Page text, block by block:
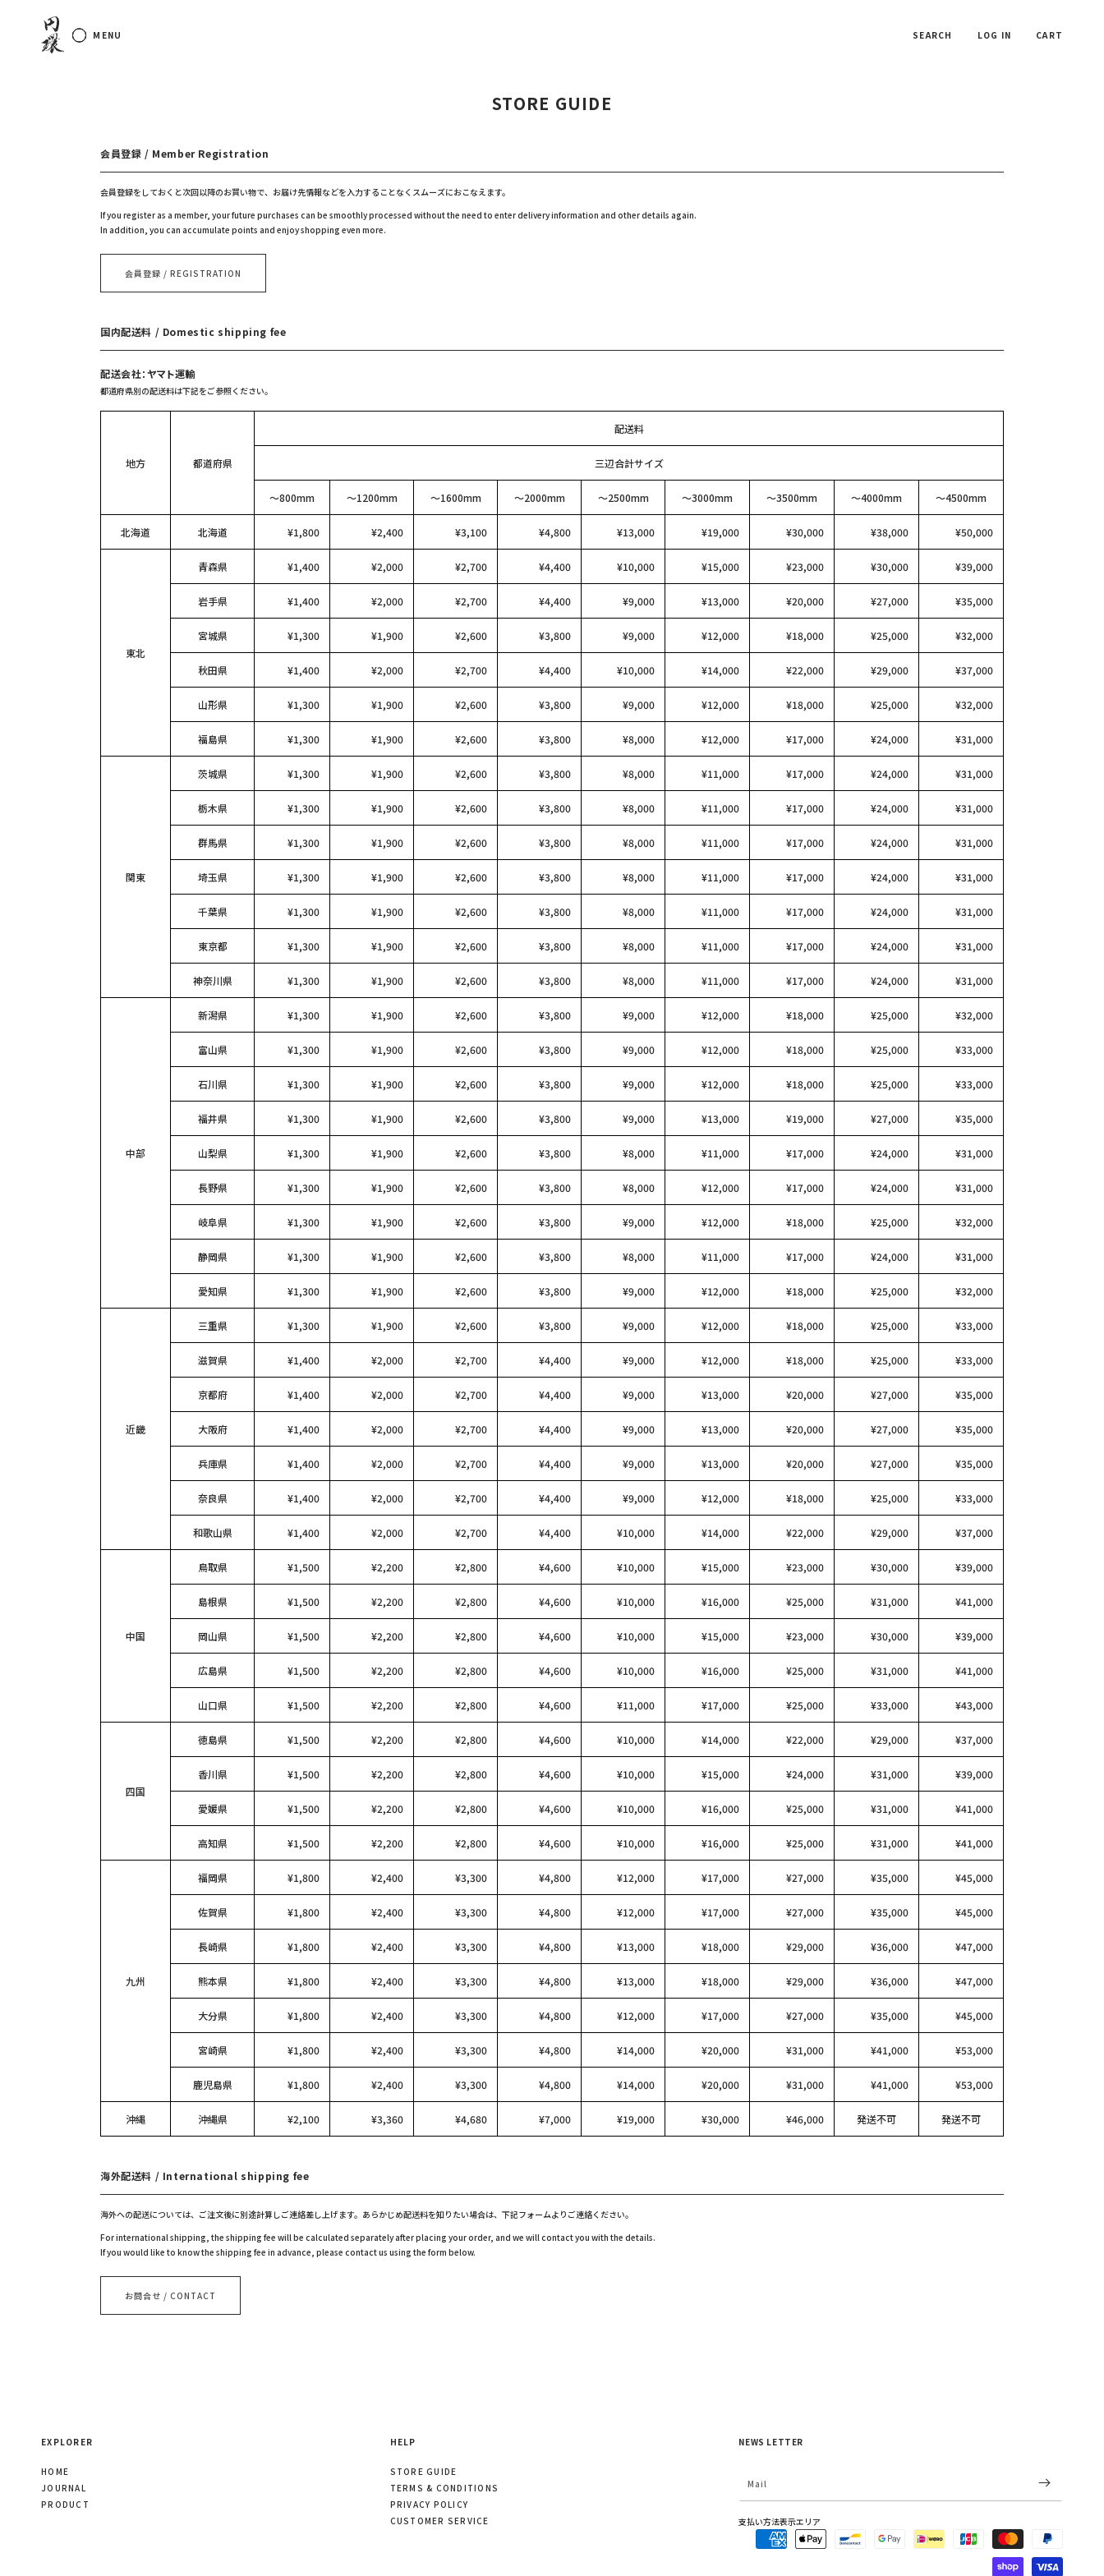
content
円環
SEARCH
LOG IN CART
STORE GUIDE
会員登録 / Member Registration
会員登録をしておくと次回以降のお買い物で、お届け先情報などを入力することなくスムーズにおこなえます。
If you register as a member, your future purchases can be smoothly processed without the need to enter delivery information and other details again.
In addition, you can accumulate points and enjoy shopping even more.
会員登録 / REGISTRATION
国内配送料 / Domestic shipping fee
配送会社：ヤマト運輸
都道府県別の配送料は下記をご参照ください。
地方 都道府県
配送料
三辺合計サイズ
〜800mm 〜1200mm 〜1600mm 〜2000mm 〜2500mm 〜3000mm 〜3500mm 〜4000mm 〜4500mm
北海道 北海道 ¥1,800 ¥2,400 ¥3,100 ¥4,800 ¥13,000 ¥19,000 ¥30,000 ¥38,000 ¥50,000
東北
青森県 ¥1,400 ¥2,000 ¥2,700 ¥4,400 ¥10,000 ¥15,000 ¥23,000 ¥30,000 ¥39,000
岩手県 ¥1,400 ¥2,000 ¥2,700 ¥4,400 ¥9,000 ¥13,000 ¥20,000 ¥27,000 ¥35,000
宮城県 ¥1,300 ¥1,900 ¥2,600 ¥3,800 ¥9,000 ¥12,000 ¥18,000 ¥25,000 ¥32,000
秋田県 ¥1,400 ¥2,000 ¥2,700 ¥4,400 ¥10,000 ¥14,000 ¥22,000 ¥29,000 ¥37,000
山形県 ¥1,300 ¥1,900 ¥2,600 ¥3,800 ¥9,000 ¥12,000 ¥18,000 ¥25,000 ¥32,000
福島県 ¥1,300 ¥1,900 ¥2,600 ¥3,800 ¥8,000 ¥12,000 ¥17,000 ¥24,000 ¥31,000
関東
茨城県 ¥1,300 ¥1,900 ¥2,600 ¥3,800 ¥8,000 ¥11,000 ¥17,000 ¥24,000 ¥31,000
栃木県 ¥1,300 ¥1,900 ¥2,600 ¥3,800 ¥8,000 ¥11,000 ¥17,000 ¥24,000 ¥31,000
群馬県 ¥1,300 ¥1,900 ¥2,600 ¥3,800 ¥8,000 ¥11,000 ¥17,000 ¥24,000 ¥31,000
埼玉県 ¥1,300 ¥1,900 ¥2,600 ¥3,800 ¥8,000 ¥11,000 ¥17,000 ¥24,000 ¥31,000
千葉県 ¥1,300 ¥1,900 ¥2,600 ¥3,800 ¥8,000 ¥11,000 ¥17,000 ¥24,000 ¥31,000
東京都 ¥1,300 ¥1,900 ¥2,600 ¥3,800 ¥8,000 ¥11,000 ¥17,000 ¥24,000 ¥31,000
神奈川県 ¥1,300 ¥1,900 ¥2,600 ¥3,800 ¥8,000 ¥11,000 ¥17,000 ¥24,000 ¥31,000
中部
新潟県 ¥1,300 ¥1,900 ¥2,600 ¥3,800 ¥9,000 ¥12,000 ¥18,000 ¥25,000 ¥32,000
富山県 ¥1,300 ¥1,900 ¥2,600 ¥3,800 ¥9,000 ¥12,000 ¥18,000 ¥25,000 ¥33,000
石川県 ¥1,300 ¥1,900 ¥2,600 ¥3,800 ¥9,000 ¥12,000 ¥18,000 ¥25,000 ¥33,000
福井県 ¥1,300 ¥1,900 ¥2,600 ¥3,800 ¥9,000 ¥13,000 ¥19,000 ¥27,000 ¥35,000
山梨県 ¥1,300 ¥1,900 ¥2,600 ¥3,800 ¥8,000 ¥11,000 ¥17,000 ¥24,000 ¥31,000
長野県 ¥1,300 ¥1,900 ¥2,600 ¥3,800 ¥8,000 ¥12,000 ¥17,000 ¥24,000 ¥31,000
岐阜県 ¥1,300 ¥1,900 ¥2,600 ¥3,800 ¥9,000 ¥12,000 ¥18,000 ¥25,000 ¥32,000
静岡県 ¥1,300 ¥1,900 ¥2,600 ¥3,800 ¥8,000 ¥11,000 ¥17,000 ¥24,000 ¥31,000
愛知県 ¥1,300 ¥1,900 ¥2,600 ¥3,800 ¥9,000 ¥12,000 ¥18,000 ¥25,000 ¥32,000
近畿
三重県 ¥1,300 ¥1,900 ¥2,600 ¥3,800 ¥9,000 ¥12,000 ¥18,000 ¥25,000 ¥33,000
滋賀県 ¥1,400 ¥2,000 ¥2,700 ¥4,400 ¥9,000 ¥12,000 ¥18,000 ¥25,000 ¥33,000
京都府 ¥1,400 ¥2,000 ¥2,700 ¥4,400 ¥9,000 ¥13,000 ¥20,000 ¥27,000 ¥35,000
大阪府 ¥1,400 ¥2,000 ¥2,700 ¥4,400 ¥9,000 ¥13,000 ¥20,000 ¥27,000 ¥35,000
兵庫県 ¥1,400 ¥2,000 ¥2,700 ¥4,400 ¥9,000 ¥13,000 ¥20,000 ¥27,000 ¥35,000
奈良県 ¥1,400 ¥2,000 ¥2,700 ¥4,400 ¥9,000 ¥12,000 ¥18,000 ¥25,000 ¥33,000
和歌山県 ¥1,400 ¥2,000 ¥2,700 ¥4,400 ¥10,000 ¥14,000 ¥22,000 ¥29,000 ¥37,000
中国
鳥取県 ¥1,500 ¥2,200 ¥2,800 ¥4,600 ¥10,000 ¥15,000 ¥23,000 ¥30,000 ¥39,000
島根県 ¥1,500 ¥2,200 ¥2,800 ¥4,600 ¥10,000 ¥16,000 ¥25,000 ¥31,000 ¥41,000
岡山県 ¥1,500 ¥2,200 ¥2,800 ¥4,600 ¥10,000 ¥15,000 ¥23,000 ¥30,000 ¥39,000
広島県 ¥1,500 ¥2,200 ¥2,800 ¥4,600 ¥10,000 ¥16,000 ¥25,000 ¥31,000 ¥41,000
山口県 ¥1,500 ¥2,200 ¥2,800 ¥4,600 ¥11,000 ¥17,000 ¥25,000 ¥33,000 ¥43,000
四国
徳島県 ¥1,500 ¥2,200 ¥2,800 ¥4,600 ¥10,000 ¥14,000 ¥22,000 ¥29,000 ¥37,000
香川県 ¥1,500 ¥2,200 ¥2,800 ¥4,600 ¥10,000 ¥15,000 ¥24,000 ¥31,000 ¥39,000
愛媛県 ¥1,500 ¥2,200 ¥2,800 ¥4,600 ¥10,000 ¥16,000 ¥25,000 ¥31,000 ¥41,000
高知県 ¥1,500 ¥2,200 ¥2,800 ¥4,600 ¥10,000 ¥16,000 ¥25,000 ¥31,000 ¥41,000
九州
福岡県 ¥1,800 ¥2,400 ¥3,300 ¥4,800 ¥12,000 ¥17,000 ¥27,000 ¥35,000 ¥45,000
佐賀県 ¥1,800 ¥2,400 ¥3,300 ¥4,800 ¥12,000 ¥17,000 ¥27,000 ¥35,000 ¥45,000
長崎県 ¥1,800 ¥2,400 ¥3,300 ¥4,800 ¥13,000 ¥18,000 ¥29,000 ¥36,000 ¥47,000
熊本県 ¥1,800 ¥2,400 ¥3,300 ¥4,800 ¥13,000 ¥18,000 ¥29,000 ¥36,000 ¥47,000
大分県 ¥1,800 ¥2,400 ¥3,300 ¥4,800 ¥12,000 ¥17,000 ¥27,000 ¥35,000 ¥45,000
宮崎県 ¥1,800 ¥2,400 ¥3,300 ¥4,800 ¥14,000 ¥20,000 ¥31,000 ¥41,000 ¥53,000
鹿児島県 ¥1,800 ¥2,400 ¥3,300 ¥4,800 ¥14,000 ¥20,000 ¥31,000 ¥41,000 ¥53,000
沖縄 沖縄県 ¥2,100 ¥3,360 ¥4,680 ¥7,000 ¥19,000 ¥30,000 ¥46,000 発送不可 発送不可
海外配送料 / International shipping fee
海外への配送については、ご注文後に別途計算しご連絡差し上げます。あらかじめ配送料を知りたい場合は、下記フォームよりご連絡ください。
For international shipping, the shipping fee will be calculated separately after placing your order, and we will contact you with the details.
If you would like to know the shipping fee in advance, please contact us using the form below.
お問合せ / CONTACT
EXPLORER
HOME
JOURNAL
PRODUCT
HELP
STORE GUIDE
TERMS & CONDITIONS
PRIVACY POLICY
CUSTOMER SERVICE
NEWS LETTER
Mail
Payment
methods
支払い方法表示エリア